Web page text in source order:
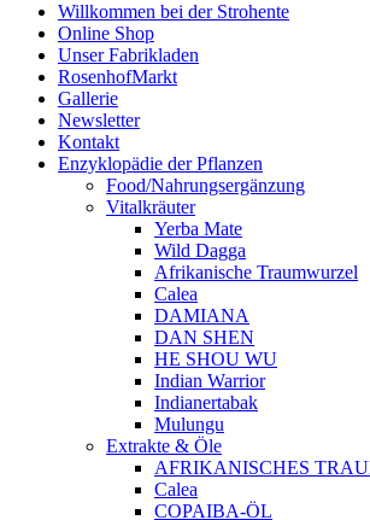
Willkommen bei der Strohente
Online Shop
Unser Fabrikladen
RosenhofMarkt
Gallerie
Newsletter
Kontakt
Enzyklopädie der Pflanzen
Food/Nahrungsergänzung
Vitalkräuter
Yerba Mate
Wild Dagga
Afrikanische Traumwurzel
Calea
DAMIANA
DAN SHEN
HE SHOU WU
Indian Warrior
Indianertabak
Mulungu
Extrakte & Öle
AFRIKANISCHES
Calea
COPAIBA-ÖL